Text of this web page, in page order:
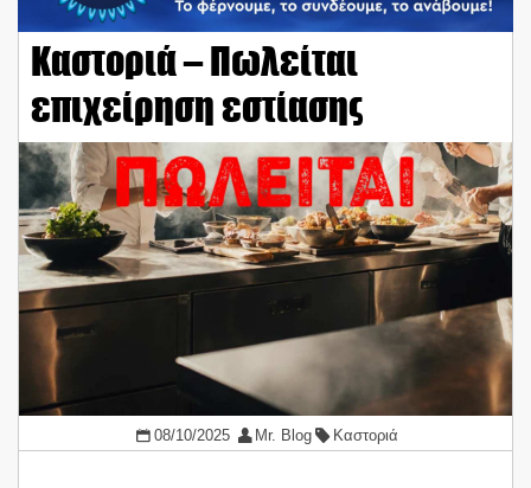
Καστοριά – Πωλείται
επιχείρηση εστίασης
08/10/2025 Mr. Blog Καστοριά